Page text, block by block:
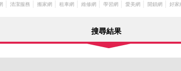
清潔服務 搬家網 租車網 維修網 學習網 愛美網 開鎖網 好家
搜尋結果